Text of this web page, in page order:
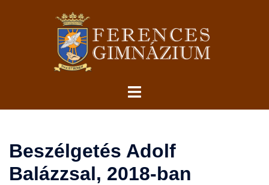
Toggle
Beszélgetés Adolf
Balázzsal, 2018-ban